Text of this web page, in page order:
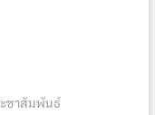
ชาสัมพันธ์